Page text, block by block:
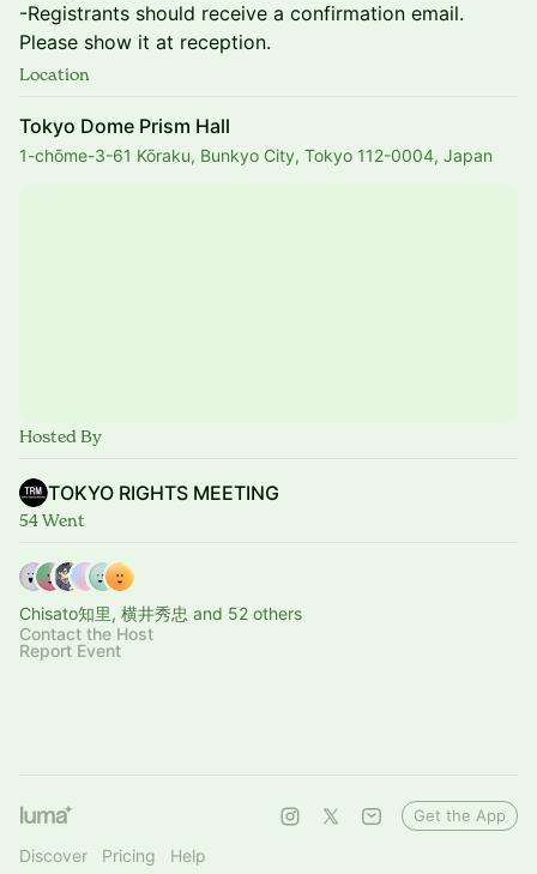
-Registrants should receive a confirmation email.
Please show it at reception.
Location
Tokyo Dome Prism Hall
1-chōme-3-61 Kōraku, Bunkyo City, Tokyo 112-0004, Japan
Hosted By
TOKYO RIGHTS MEETING
54 Went
Chisato知里, 横井秀忠 and 52 others
Contact the Host
Report Event
Discover Pricing Help
Get the App